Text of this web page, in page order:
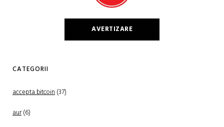
AVERTIZARE
CATEGORII
accepta bitcoin(37)
aur(6)